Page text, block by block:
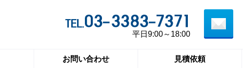
平日9:00～18:00
お問い合わせ 見積依頼